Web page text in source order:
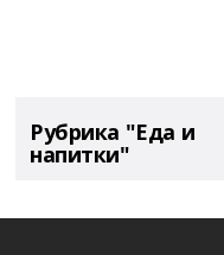
Рубрика "Еда и
напитки"